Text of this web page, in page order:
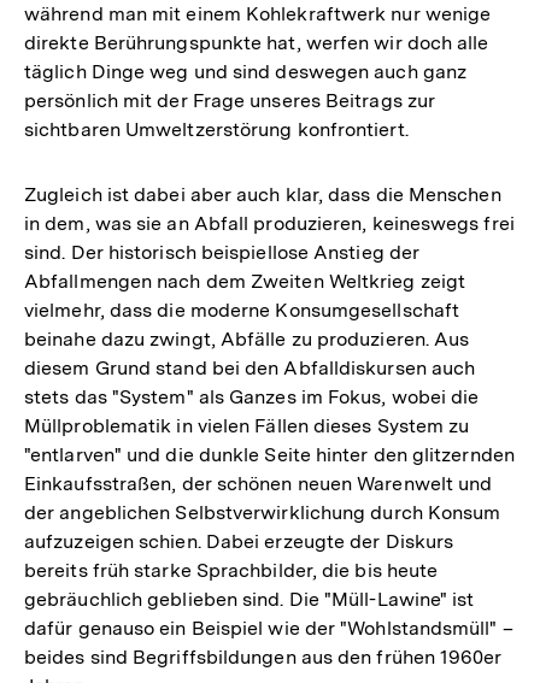
während man mit einem Kohlekraftwerk nur wenige
direkte Berührungspunkte hat, werfen wir doch alle
täglich Dinge weg und sind deswegen auch ganz
persönlich mit der Frage unseres Beitrags zur
sichtbaren Umweltzerstörung konfrontiert.
Zugleich ist dabei aber auch klar, dass die Menschen
in dem, was sie an Abfall produzieren, keineswegs frei
sind. Der historisch beispiellose Anstieg der
Abfallmengen nach dem Zweiten Weltkrieg zeigt
vielmehr, dass die moderne Konsumgesellschaft
beinahe dazu zwingt, Abfälle zu produzieren. Aus
diesem Grund stand bei den Abfalldiskursen auch
stets das "System" als Ganzes im Fokus, wobei die
Müllproblematik in vielen Fällen dieses System zu
"entlarven" und die dunkle Seite hinter den glitzernden
Einkaufsstraßen, der schönen neuen Warenwelt und
der angeblichen Selbstverwirklichung durch Konsum
aufzuzeigen schien. Dabei erzeugte der Diskurs
bereits früh starke Sprachbilder, die bis heute
gebräuchlich geblieben sind. Die "Müll-Lawine" ist
dafür genauso ein Beispiel wie der "Wohlstandsmüll" –
beides sind Begriffsbildungen aus den frühen 1960er